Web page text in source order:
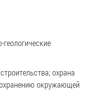
охрана
окружающей